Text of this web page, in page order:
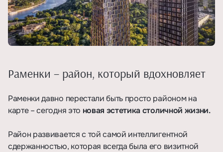
Раменки – район, который вдохновляет
Раменки давно перестали быть просто районом на
карте – сегодня это новая эстетика столичной жизни.
Район развивается с той самой интеллигентной
сдержанностью, которая всегда была его визитной